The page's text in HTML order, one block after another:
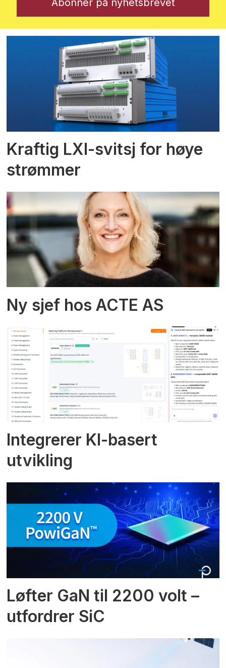
Kraftig LXI-svitsj for høye
strømmer
Ny sjef hos ACTE AS
Integrerer KI-basert
utvikling
Løfter GaN til 2200 volt –
utfordrer SiC